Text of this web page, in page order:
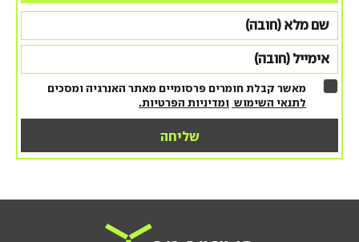
מאשר קבלת חומרים פרסומיים מאתר האנרגיה ומסכים
לתנאי השימוש ומדיניות הפרטיות.